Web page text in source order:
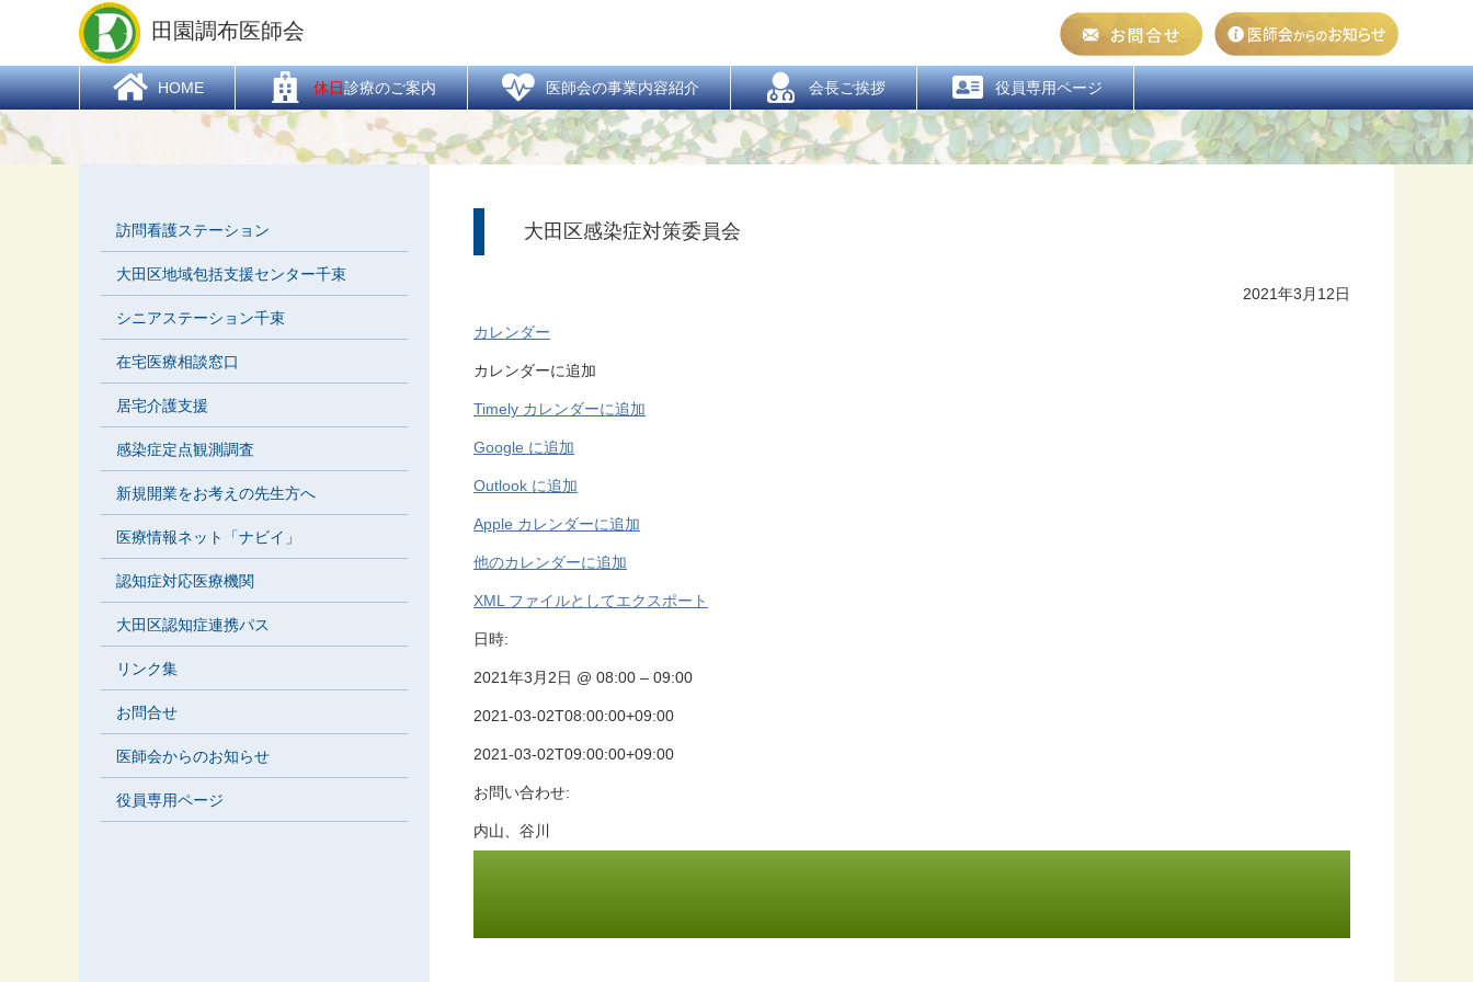
田園調布医師会
  HOME
休日診療のご案内
  医師会の事業内容紹介
  会長ご挨拶
  役員専用ページ
HOME> 新着情報 > 大田区感染症対策委員会
新着情報
大田区感染症対策委員会
2021年3月12日
カレンダー
カレンダーに追加
Timely カレンダーに追加
Google に追加
Outlook に追加
Apple カレンダーに追加
他のカレンダーに追加
XML ファイルとしてエクスポート
日時:
2021年3月2日 @ 08:00 – 09:00
2021-03-02T08:00:00+09:00
2021-03-02T09:00:00+09:00
お問い合わせ:
内山、谷川
訪問看護ステーション
大田区地域包括支援センター千束
シニアステーション千束
在宅医療相談窓口
居宅介護支援
感染症定点観測調査
新規開業をお考えの先生方へ
医療情報ネット「ナビイ」
認知症対応医療機関
大田区認知症連携パス
リンク集
お問合せ
医師会からのお知らせ
役員専用ページ